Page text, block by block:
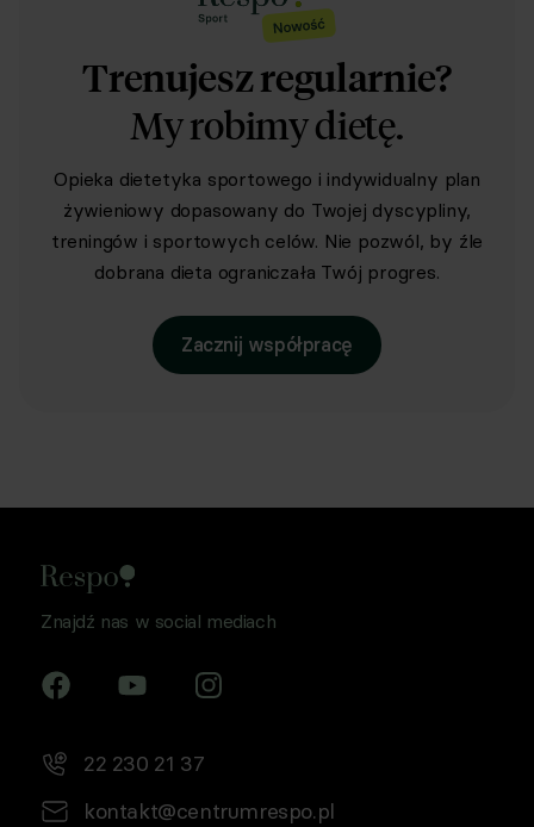
Trenujesz regularnie?
My robimy dietę.
Opieka dietetyka sportowego i indywidualny plan
żywieniowy dopasowany do Twojej dyscypliny,
treningów i sportowych celów. Nie pozwól, by źle
dobrana dieta ograniczała Twój progres.
Zacznij współpracę
Znajdź nas w social mediach
22 230 21 37
kontakt@centrumrespo.pl